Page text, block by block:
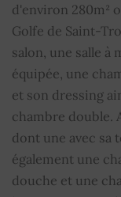
Salle de douche
Étages
Parking
Piscine
Alarme
d'environ 280m²
Golfe de Saint-
salon, une salle à
équipée, une
et son dressing
chambre double.
dont une avec sa
également une
douche et une